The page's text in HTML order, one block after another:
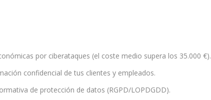
por ciberataques (el coste medio supera los 35.000 €).
confidencial de tus clientes y empleados.
de protección de datos (RGPD/LOPDGDD).